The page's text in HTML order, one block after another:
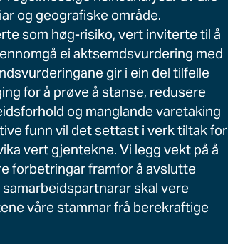
og geografiske område.
som høg-risiko, vert inviterte til å
ei aktsemdsvurdering med
gir i ein del tilfelle
for å prøve å stanse, redusere
og manglande varetaking
funn vil det settast i verk tiltak for
vert gjentekne. Vi legg vekt på å
forbetringar framfor å avslutte
skal vere
våre stammar frå berekraftige